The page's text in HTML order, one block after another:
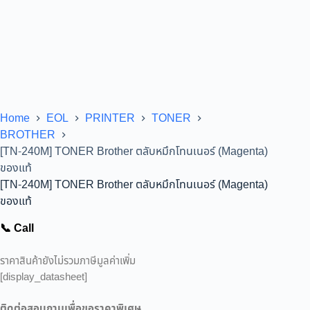
Home EOL PRINTER
TONER
BROTHER
[TN-240M] TONER Brother ตลับหมึกโทนเนอร์ (Magenta)
ของแท้
[TN-240M] TONER Brother ตลับหมึกโทนเนอร์ (Magenta)
ของแท้
📞 Call
ราคาสินค้ายังไม่รวมภาษีมูลค่าเพิ่ม
[display_datasheet]